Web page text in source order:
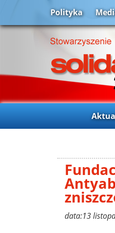
Polityka
data:13